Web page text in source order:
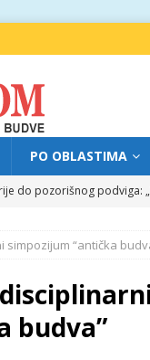
PO OBLASTIMA
do pozorišnog podviga:
i čovjek: „Equilibrium“
XL festivala „Grad teatar“
XL festivala „Grad teatar“
“antička
budva”